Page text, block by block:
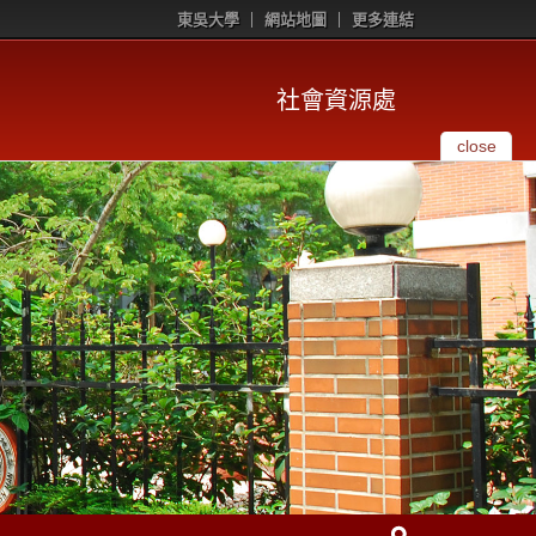
東吳大學 網站地圖 更多連結
社會資源處
close